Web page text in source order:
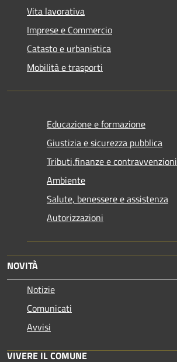
Vita lavorativa
Imprese e Commercio
Catasto e urbanistica
Mobilità e trasporti
Educazione e formazione
Giustizia e sicurezza pubblica
Tributi,finanze e contravvenzioni
Ambiente
Salute, benessere e assistenza
Autorizzazioni
NOVITÀ
Notizie
Comunicati
Avvisi
VIVERE IL COMUNE